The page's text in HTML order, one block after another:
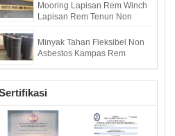
Mooring Lapisan Rem Winch
Lapisan Rem Tenun Non
Minyak Tahan Fleksibel Non
Asbestos Kampas Rem